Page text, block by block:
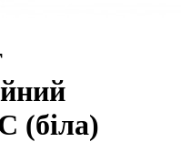
(біла)